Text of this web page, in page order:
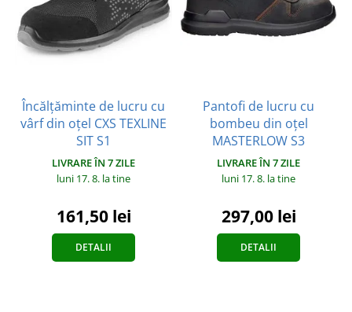
Încălțăminte de lucru cu
vârf din oțel CXS TEXLINE
SIT S1
LIVRARE ÎN 7 ZILE
luni 17. 8. la tine
161,50 lei
DETALII
Pantofi de lucru cu
bombeu din oțel
MASTERLOW S3
LIVRARE ÎN 7 ZILE
luni 17. 8. la tine
297,00 lei
DETALII